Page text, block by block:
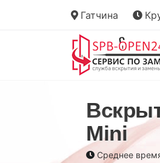
Гатчина
Mini
Среднее